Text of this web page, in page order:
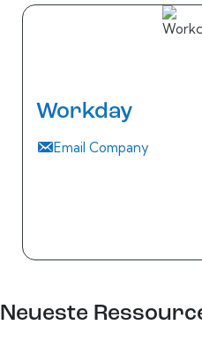
Workday
Email Company
Neueste